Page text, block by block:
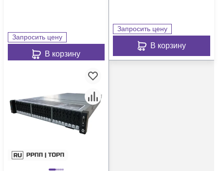
Запросить цену
В корзину
Запросить цену
В корзину